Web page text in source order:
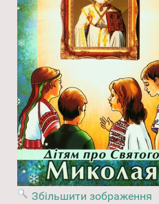
Збільшити зображення